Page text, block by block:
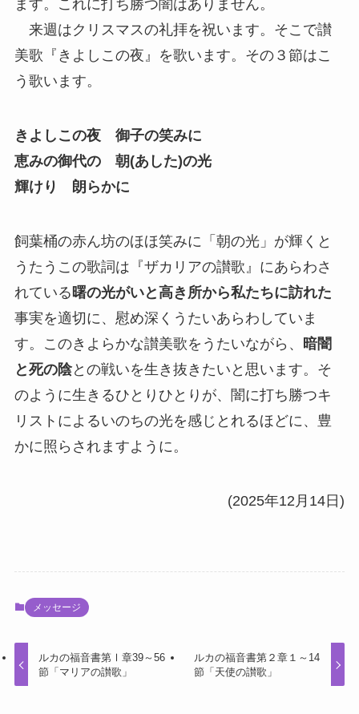
ます。これに打ち勝つ闇はありません。
来週はクリスマスの礼拝を祝います。そこで讃
美歌『きよしこの夜』を歌います。その３節はこ
う歌います。
きよしこの夜 御子の笑みに
恵みの御代の 朝(あした)の光
輝けり 朗らかに
飼葉桶の赤ん坊のほほ笑みに「朝の光」が輝くと
うたうこの歌詞は『ザカリアの讃歌』にあらわさ
れている曙の光がいと高き所から私たちに訪れた
事実を適切に、慰め深くうたいあらわしていま
す。このきよらかな讃美歌をうたいながら、 暗闇
と死の陰との戦いを生き抜きたいと思います。そ
のように生きるひとりひとりが、闇に打ち勝つキ
リストによるいのちの光を感じとれるほどに、豊
かに照らされますように。
(2025年12月14日)
メッセージ
ルカの福音書第Ⅰ章39～56
節「マリアの讃歌」
ルカの福音書第２章１～14
節「天使の讃歌」